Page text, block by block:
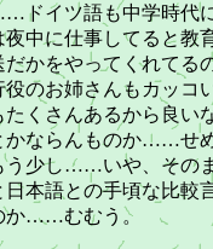
ドイツ語も中学時代
中に仕事してると教
かをやってくれてる
のお姉さんもカッコ
くさんあるから良
かならんものか……せ
う少し……いや、その
本語との手頃な比較
か……むむう。